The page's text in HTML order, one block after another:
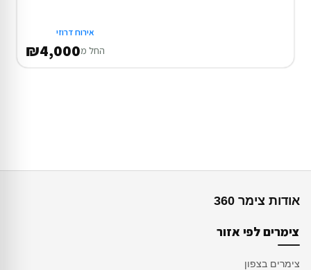
אירוח דרוזי
החל מ₪4,000
אודות צימר 360
צימרים לפי אזור
צימרים בצפון